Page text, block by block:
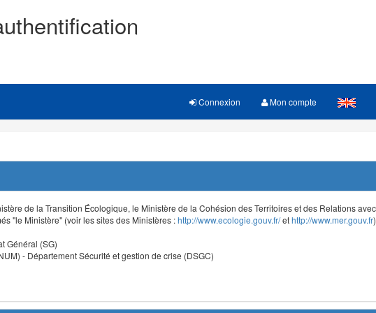
Connexion Mon compte
de la Transition Écologique, le Ministère de la Cohésion des Territoires et des Relations
"le Ministère" (voir les sites des Ministères :http://www.ecologie.gouv.fr/ethttp://www.mer.gouv.fr
Général (SG)
- Département Sécurité et gestion de crise (DSGC)